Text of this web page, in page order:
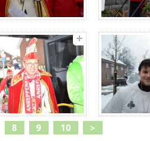
8 9 10 >